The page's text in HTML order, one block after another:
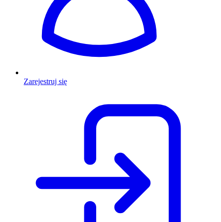
Zarejestruj się